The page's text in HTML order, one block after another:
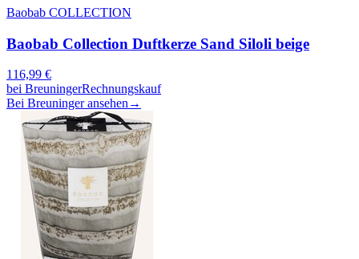
Baobab COLLECTION
Baobab Collection Duftkerze Sand Siloli beige
116,99 €
bei BreuningerRechnungskauf
Bei Breuninger ansehen →